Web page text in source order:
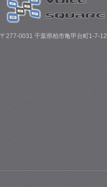
〒277-0031 千葉県柏市亀甲台町1-7-12